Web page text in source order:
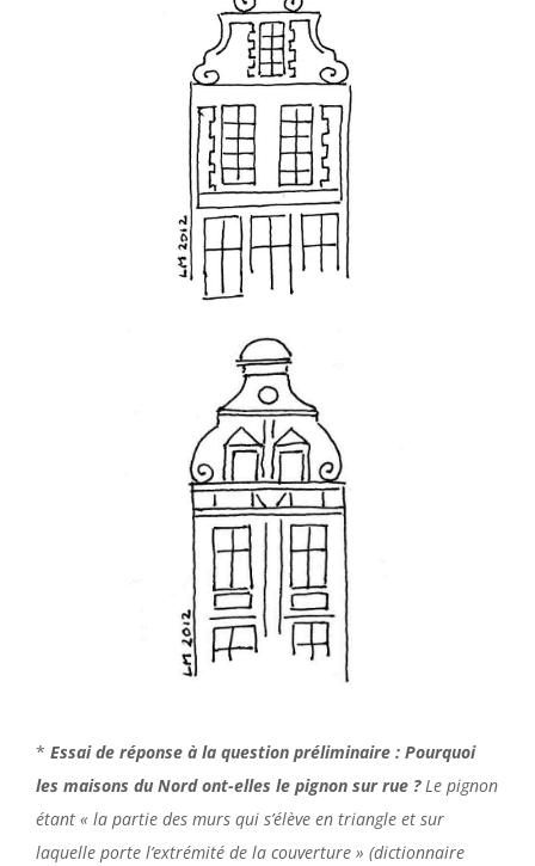
* Essai de réponse à la question préliminaire : Pourquoi
les maisons du Nord ont-elles le pignon sur rue ?Le pignon
étant « la partie des murs qui s’élève en triangle et sur
laquelle porte l’extrémité de la couverture » (dictionnaire